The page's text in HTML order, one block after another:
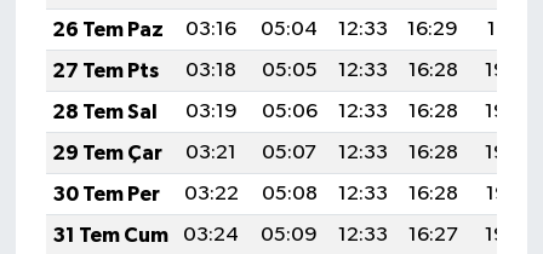
26 Tem Paz
03:16 05:04 12:33 16:29
19:51
27 Tem Pts
03:18 05:05 12:33 16:28
19:50
28 Tem Sal
03:19 05:06 12:33 16:28
19:49
29 Tem Çar
03:21 05:07 12:33 16:28
19:48
30 Tem Per
03:22 05:08 12:33 16:28
19:47
31 Tem Cum
03:24 05:09 12:33 16:27
19:46